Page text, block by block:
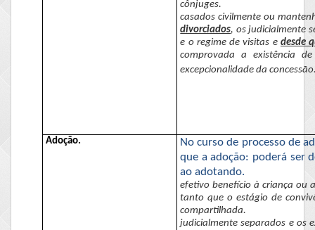
cônjuges.
casados civilmente ou
divorciados, os judicialmente
e o regime de visitas edesde
comprovada a existência
excepcionalidade da
Adoção.
No curso de processo de
que a adoção: poderá ser
ao adotando.
efetivo benefício à criança ou
tanto que o estágio de
compartilhada.
judicialmente separados e os